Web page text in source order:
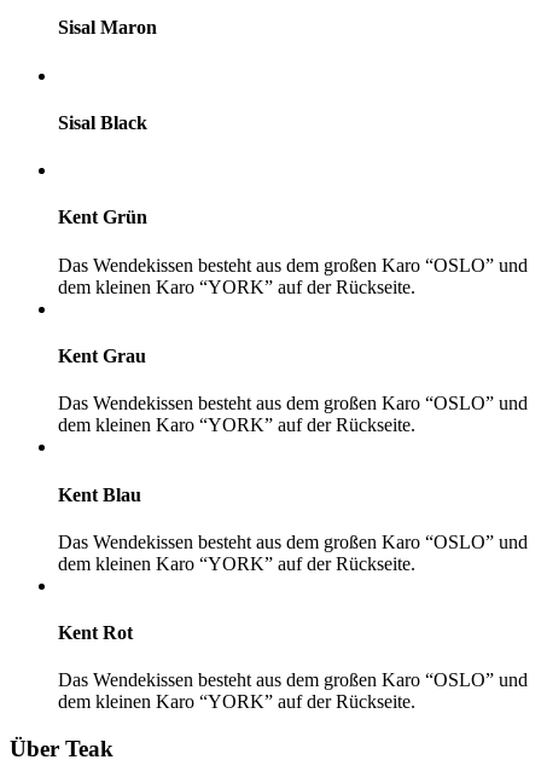
Sisal Maron
Sisal Black
Kent Grün
Das Wendekissen besteht aus dem großen Karo “OSLO” und
dem kleinen Karo “YORK” auf der Rückseite.
Kent Grau
Das Wendekissen besteht aus dem großen Karo “OSLO” und
dem kleinen Karo “YORK” auf der Rückseite.
Kent Blau
Das Wendekissen besteht aus dem großen Karo “OSLO” und
dem kleinen Karo “YORK” auf der Rückseite.
Kent Rot
Das Wendekissen besteht aus dem großen Karo “OSLO” und
dem kleinen Karo “YORK” auf der Rückseite.
Über Teak